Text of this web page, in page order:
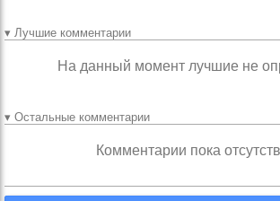
▾ Лучшие комментарии
На данный момент лучшие не
▾ Остальные комментарии
Комментарии пока